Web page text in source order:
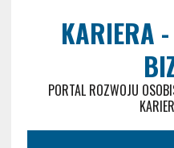
KARIERA
PORTAL ROZWOJU